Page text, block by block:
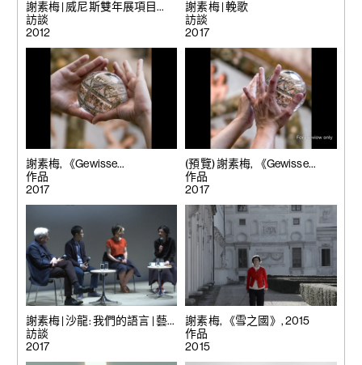
謝素梅 | 威尼斯雙年展項目
1988-2011 – Atelier
Luxembourg
訪談
2012
謝素梅 | 輓歌
訪談
2017
謝素梅, 《Gewisse
Rahmenbedingungen 3 (A
Certain Frame Work 3 – Villa
Farnesina)》, 2017
作品
2017
(預覽) 謝素梅, 《Gewisse
Rahmenbedingungen 3 (A
Certain Frame Work 3 – Villa
Farnesina)》, 2017
作品
2017
謝素梅 | 沙龍: 我們的語言 | 藝
術與溝通
訪談
2017
謝素梅, 《雪之國》, 2015
作品
2015